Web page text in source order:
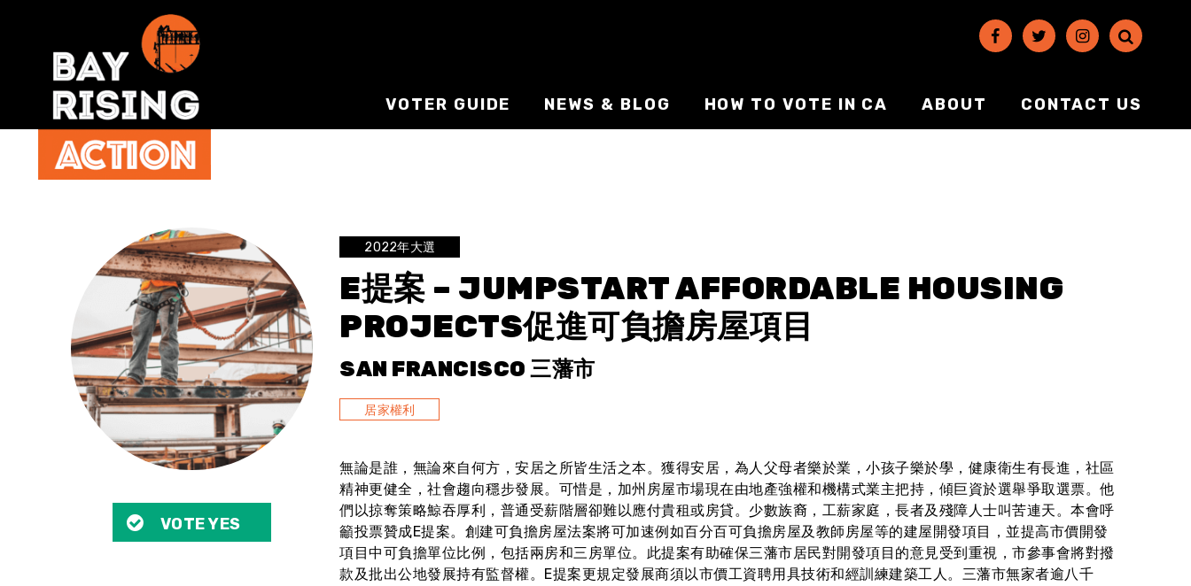
VOTER GUIDE NEWS & BLOG HOW TO VOTE IN CA ABOUT CONTACT US
VOTE YES
2022年大選
E提案 – JUMPSTART AFFORDABLE HOUSING
PROJECTS促進可負擔房屋項目
SAN FRANCISCO 三藩市
居家權利
無論是誰，無論來自何方，安居之所皆生活之本。獲得安居，為人父母者樂於業，小孩子樂於學，健康衛生有長進，社區
精神更健全，社會趨向穩步發展。可惜是，加州房屋市場現在由地產強權和機構式業主把持，傾巨資於選舉爭取選票。他
們以掠奪策略鯨吞厚利，普通受薪階層卻難以應付貴租或房貸。少數族裔，工薪家庭，長者及殘障人士叫苦連天。本會呼
籲投票贊成E提案。創建可負擔房屋法案將可加速例如百分百可負擔房屋及教師房屋等的建屋開發項目，並提高市價開發
項目中可負擔單位比例，包括兩房和三房單位。此提案有助確保三藩市居民對開發項目的意見受到重視，市參事會將對撥
款及批出公地發展持有監督權。E提案更規定發展商須以市價工資聘用具技術和經訓練建築工人。三藩市無家者逾八千